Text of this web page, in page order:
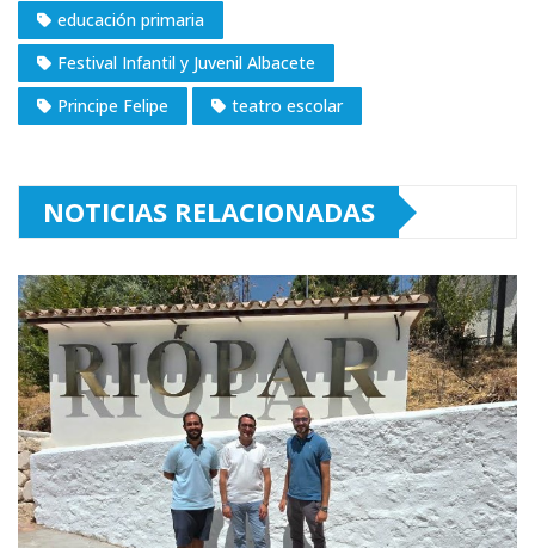
educación primaria
Festival Infantil y Juvenil Albacete
Principe Felipe
teatro escolar
NOTICIAS RELACIONADAS